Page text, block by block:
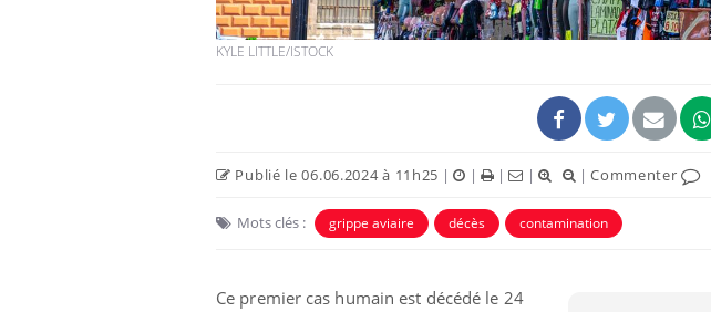
KYLE LITTLE/ISTOCK
Publié le 06.06.2024 à 11h25 | | | | |Commenter
Mots clés : grippe aviaire décès contamination
Ce premier cas humain est décédé le 24
expliquer ma maladieYoutube prévenir